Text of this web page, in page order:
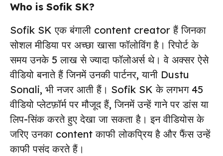
Who is Sofik SK?
Sofik SK एक बंगाली content creator हैं जिनका
सोशल मीडिया पर अच्छा खासा फॉलोविंग है। रिपोर्ट के
समय उनके 5 लाख से ज्यादा फॉलोअर्स थे। वे अक्सर ऐसे
वीडियो बनाते हैं जिनमें उनकी पार्टनर, यानी Dustu
Sonali, भी नजर आती हैं। Sofik SK के लगभग 45
वीडियो प्लेटफ़ॉर्म पर मौजूद हैं, जिनमें उन्हें गाने पर डांस या
लिप-सिंक करते हुए देखा जा सकता है। इन वीडियोस के
जरिए उनका content काफी लोकप्रिय है और फैंस उन्हें
काफी पसंद करते हैं।